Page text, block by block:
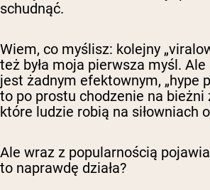
schudnąć.
Wiem, co myślisz: kolejny
też była moja pierwsza myśl.
jest żadnym efektownym, „hype
to po prostu chodzenie na bieżni
które ludzie robią na siłowniach
Ale wraz z popularnością
to naprawdę działa?